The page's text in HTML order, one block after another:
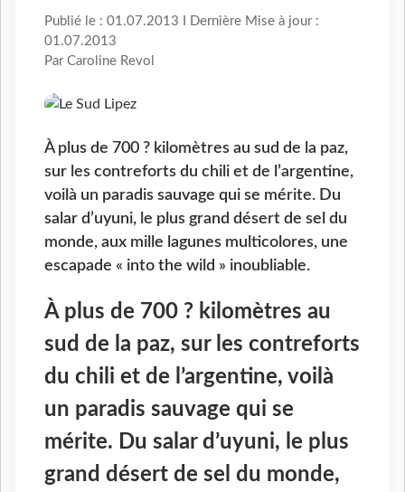
Publié le : 01.07.2013 I Dernière Mise à jour :
01.07.2013
Par Caroline Revol
À plus de 700 ? kilomètres au sud de la paz,
sur les contreforts du chili et de l’argentine,
voilà un paradis sauvage qui se mérite. Du
salar d’uyuni, le plus grand désert de sel du
monde, aux mille lagunes multicolores, une
escapade « into the wild » inoubliable.
À plus de 700 ? kilomètres au
sud de la paz, sur les contreforts
du chili et de l’argentine, voilà
un paradis sauvage qui se
mérite. Du salar d’uyuni, le plus
grand désert de sel du monde,